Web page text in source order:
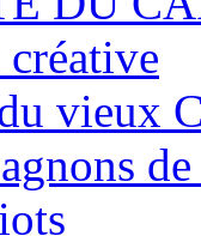
vieux